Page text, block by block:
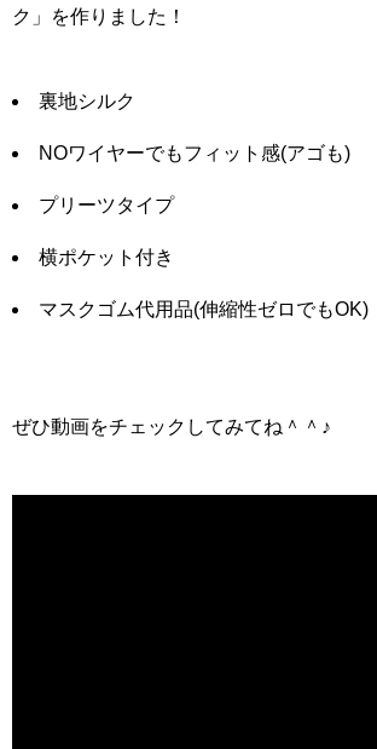
ク」を作りました！
裏地シルク
NOワイヤーでもフィット感(アゴも)
プリーツタイプ
横ポケット付き
マスクゴム代用品(伸縮性ゼロでもOK)
ぜひ動画をチェックしてみてね＾＾♪